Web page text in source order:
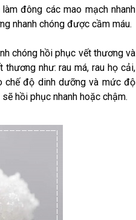
đông các mao mạch nhanh
nhanh chóng được cầm máu.
chóng hồi phục vết thương và
như: rau má, rau họ cải,
chế độ dinh dưỡng và mức độ
hồi phục nhanh hoặc chậm.